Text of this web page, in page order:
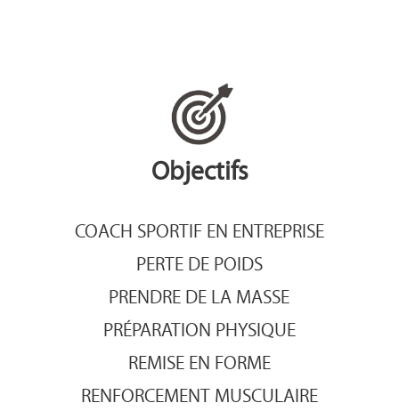
Objectifs
COACH SPORTIF EN ENTREPRISE
PERTE DE POIDS
PRENDRE DE LA MASSE
PRÉPARATION PHYSIQUE
REMISE EN FORME
RENFORCEMENT MUSCULAIRE